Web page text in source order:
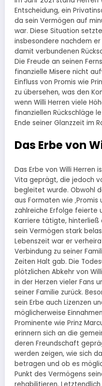
Entscheidung, ein
da sein Vermögen auf
war. Diese Situation
insbesondere nachdem
damit verbundenen
Die Freude an seinen
finanzielle Misere nicht
Einfluss von Promis wie
zu übersehen, was den
wenn Willi Herren viele
finanziellen Rückschläge
Ende seiner Glanzzeit im
Das Erbe von
Das Erbe von Willi Herren
Vita geprägt, die jedoch
begleitet wurde. Obwohl
aus Formaten wie ‚Promis
zahlreiche Erfolge feierte
Karriere tätigte, hinterließ
sein Vermögen stark
Lebenszeit war er
Verbindung zu seiner
Zeiten Halt gab. Die
plötzlichen Abkehr von
in der Herzen vieler Fans
seiner Familie zurück.
sein Erbe auch Lizenzen
möglicherweise
Prominente wie Prinz
erinnern sich an die
deren Freundschaft
werden zeigen, wie sich
betragen und ob es
Punkt des Vermögens